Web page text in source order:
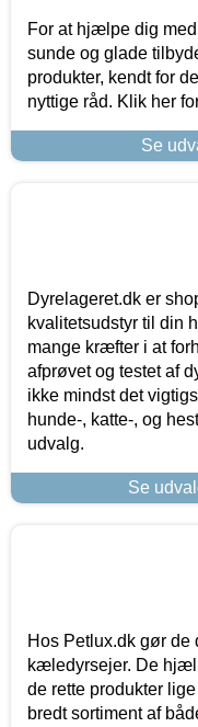
For at hjælpe dig
sunde og glade
produkter, kendt for
nyttige råd. Klik her
Se
Dyrelageret.dk er
kvalitetsudstyr til din
mange kræfter i at
afprøvet og testet af
ikke mindst det
hunde-, katte-, og
udvalg.
Se
Hos Petlux.dk gør
kæledyrsejer. De
de rette produkter
bredt sortiment af